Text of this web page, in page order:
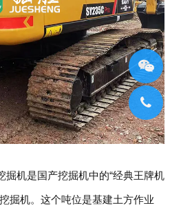
掘机是国产挖掘机中的“经典王牌机
掘机。这个吨位是基建土方作业